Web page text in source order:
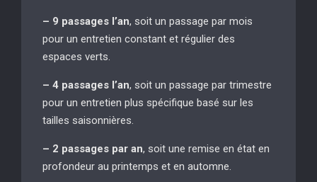
– 9 passages l’an, soit un passage par mois
pour un entretien constant et régulier des
espaces verts.
– 4 passages l’an, soit un passage par trimestre
pour un entretien plus spécifique basé sur les
tailles saisonnières.
– 2 passages par an, soit une remise en état en
profondeur au printemps et en automne.